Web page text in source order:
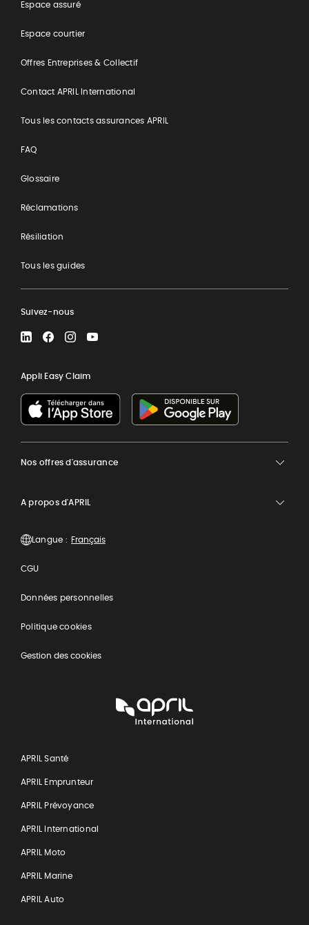
Espace assuré
Espace courtier
Offres Entreprises & Collectif
Contact APRIL International
Tous les contacts assurances APRIL
FAQ
Glossaire
Réclamations
Résiliation
Tous les guides
Suivez-nous
LinkedInFacebookInstagramYouTube
Appli Easy Claim
Nos offres d'assurance
A propos d'APRIL
Langue :
CGU
Données personnelles
Politique cookies
Gestion des cookies
International
APRIL Santé
APRIL Emprunteur
APRIL Prévoyance
APRIL International
APRIL Moto
APRIL Marine
APRIL Auto